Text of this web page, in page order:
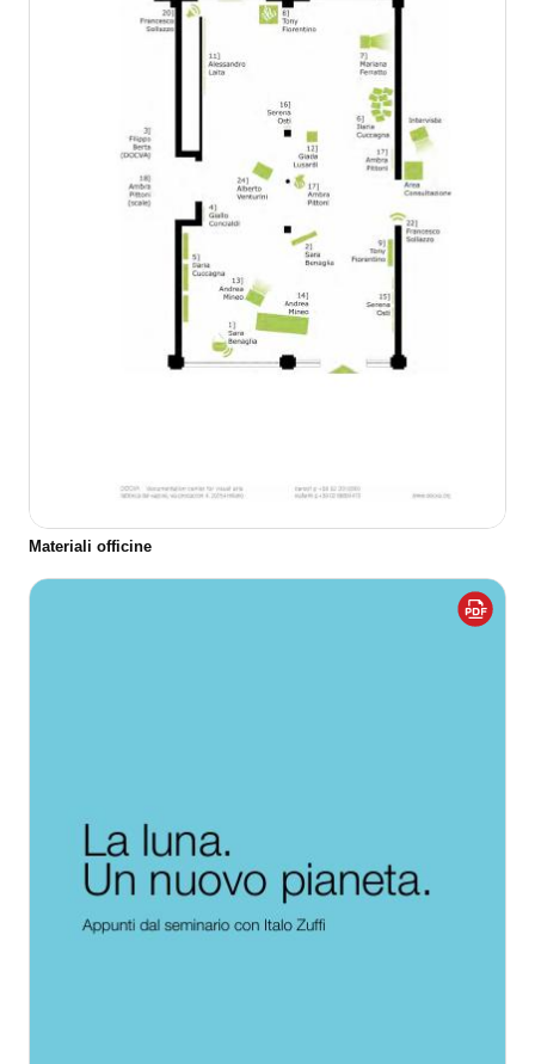
Materiali officine